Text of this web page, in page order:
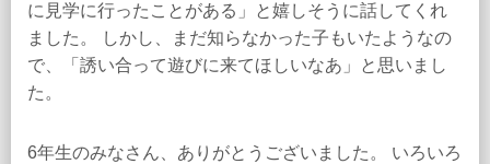
に見学に行ったことがある」と嬉しそうに話してくれ
ました。 しかし、まだ知らなかった子もいたようなの
で、「誘い合って遊びに来てほしいなあ」と思いまし
た。
6年生のみなさん、ありがとうございました。 いろいろ